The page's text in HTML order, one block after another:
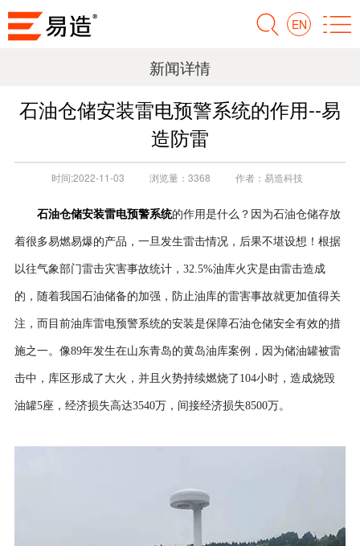
EN
新闻详情
石油仓储安装雷电预警系统的作用--易
造防雷
时间:2022-11-03 浏览量： 3368 作者： 易造科技
石油仓储安装雷电预警系统的作用是什么？因为石油仓储存放
着很多易燃易爆的产品，一旦发生雷击情况，后果不堪设想！ 根据
以往气象部门雷击灾害事故统计，32.5%油库火灾是由雷击造成
的，随着我国石油储备的加强，防止油库的雷害事故就更加值得关
注，而目前油库雷电预警系统的安装是保障石油仓储安全有效的措
施之一。像89年发生在山东青岛的黄岛油库案例，因为储油罐被雷
击中，库区形成了大火，并且火势持续燃烧了104小时，造成烧毁
油罐5座，经济损失高达3540万，间接经济损失8500万。